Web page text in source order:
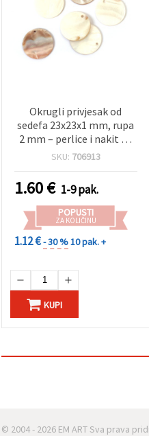
Okrugli privjesak od
sedefa 23x23x1 mm, rupa
2 mm – perlice i nakit za
izradu EM ART
SKU: 706913
1.60€ 1-9 pak.
POPUSTI
ZA KOLIČINU
1.12 €- 30 %10 pak. +
KUPI
© 2004 - 2026 EM ART Sva prava